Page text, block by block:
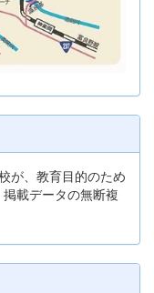
が、教育目的のため
載データの無断複